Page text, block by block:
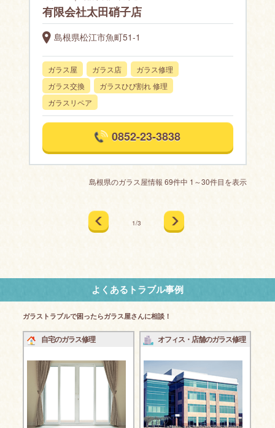
有限会社太田硝子店
島根県松江市魚町51-1
ガラス屋 ガラス店
ガラス修理
ガラス交換
ガラスひび割れ 修理
ガラスリペア
0852-23-3838
島根県のガラス屋情報 69件中 1～30件目を表示
1/3
よくあるトラブル事例
ガラストラブルで困ったらガラス屋さんに相談！
自宅のガラス修理 オフィス・店舗のガラス修理